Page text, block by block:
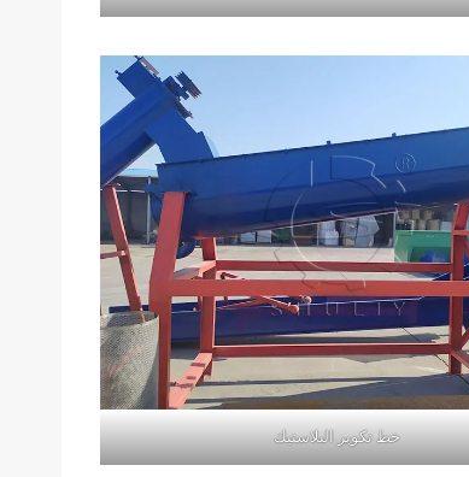
خط تكوير البلاستيك